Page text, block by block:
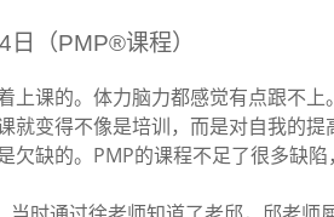
日（PMP®课程）
上课的。体力脑力都感觉有点跟不上
就变得不像是培训，而是对自我的提
欠缺的。PMP的课程不足了很多缺陷